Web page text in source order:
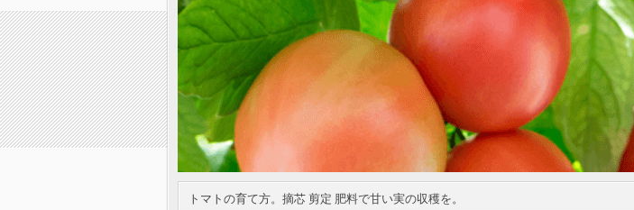
トマトの育て方。摘芯 剪定 肥料で甘い実の収穫を。